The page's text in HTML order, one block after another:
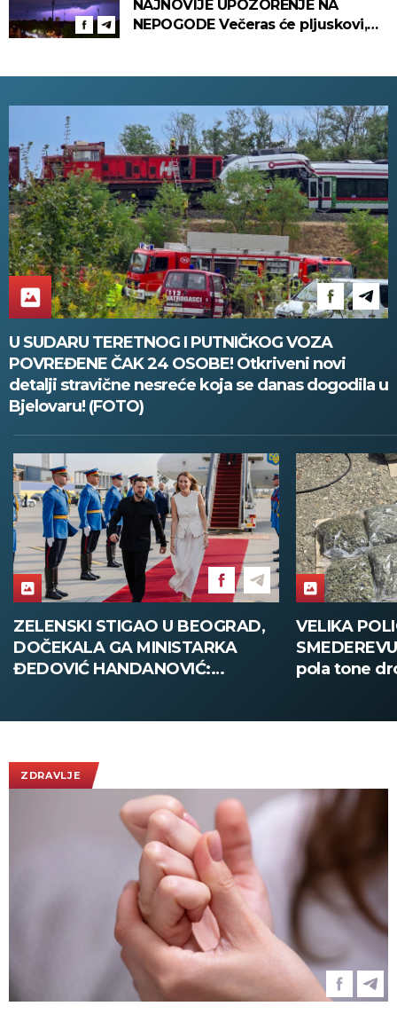
NAJNOVIJE UPOZORENJE NA
NEPOGODE Večeras će pljuskovi,
U SUDARU TERETNOG I PUTNIČKOG VOZA
POVREĐENE ČAK 24 OSOBE! Otkriveni novi
detalji stravične nesreće koja se danas dogodila u
Bjelovaru! (FOTO)
VELIKA POLICIJSKA AKCIJA U
SMEDEREVU: Zaplenjeno oko
pola tone droge!
ŠTAB
SUŠA I
odeljenje
ZDRAVLJE